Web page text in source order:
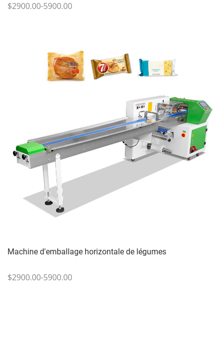
$2900.00-5900.00
Machine d'emballage horizontale de légumes
$2900.00-5900.00